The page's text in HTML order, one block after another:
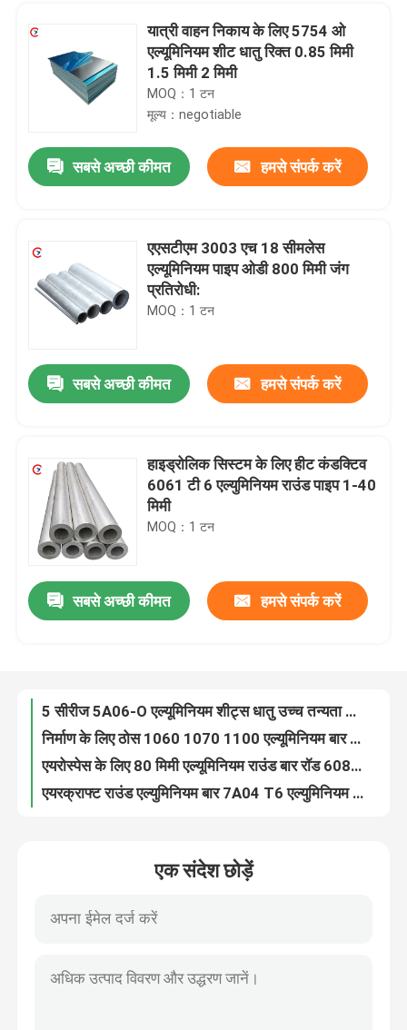
घर
उत्पादों
वीडियो
कारखाना भ्रमण
गुणवत्ता नियंत्रण
यात्री वाहन निकाय के लिए 5754 ओ
एल्यूमिनियम शीट धातु रिक्त 0.85 मिमी
1.5 मिमी 2 मिमी
MOQ：1 टन
मूल्य：negotiable
सबसे अच्छी कीमत हमसे संपर्क करें
एएसटीएम 3003 एच 18 सीमलेस
एल्यूमिनियम पाइप ओडी 800 मिमी जंग
प्रतिरोधी:
MOQ：1 टन
सबसे अच्छी कीमत हमसे संपर्क करें
हाइड्रोलिक सिस्टम के लिए हीट कंडक्टिव
6061 टी 6 एल्युमिनियम राउंड पाइप 1-40
मिमी
MOQ：1 टन
सबसे अच्छी कीमत हमसे संपर्क करें
मिल फिनिश पॉलिश एल्युमिनियम राउंड बार 6061 T6 6M लंबाई:
Anodized 7075 T6 एल्यूमिनियम रॉड दीया 100 मिमी एल्यूमिनियम बार पाउडर लेपित
7A04 T6 अलॉय एल्युमिनियम राउंड बार मिल फिनिश पॉलिश OD 120mm
6000 7000 श्रृंखला पतली एल्यूमिनियम स्ट्रिप्स नालीदार एल्यूमिनियम धातु पट्टी
एक संदेश छोड़ें